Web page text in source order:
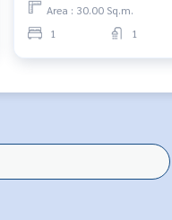
Area : 30.00 Sq.m.
1
1